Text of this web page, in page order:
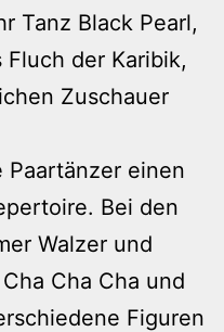
Tanz Black Pearl,
der Karibik,
Zuschauer
Paartänzer einen
Bei den
Walzer und
Cha Cha und
Figuren